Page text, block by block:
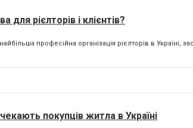
рієлторів і клієнтів?
професійна організація рієлторів в Україні,
покупців житла в Україні